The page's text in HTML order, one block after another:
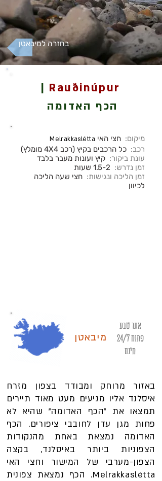
בחזרה למיבאטן
Rauðinúpur
|
הכף האדומה
מיקום: חצי האי Melrakkaslétta
רכב: כל הרכבים בקיץ (רכב 4X4 מומלץ)
עונת ביקור: קיץ ועונות מעבר בלבד
זמן נדרש: 1.5-2 שעות
זמן הליכה ונגישות: חצי שעה הליכה
לכיוון
מיבאטן
אתר טבע
פתוח 24/7
חינם
באזור מרוחק ומבודד בצפון מזרח
איסלנד אליו מגיעים מעט מאוד תיירים
תמצאו את "הכף האדומה" שהיא לא
פחות מגן עדן לחובבי ציפורים. הכף
האדומה נמצאת באחת מהנקודות
הצפוניות ביותר באיסלנד, בקצה
הצפון-מערבי של המישור וחצי האי
Melrakkaslétta. הכף נמצאת צפונית